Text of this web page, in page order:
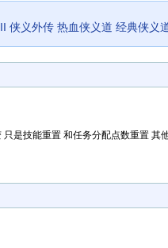
侠义外传 热血侠义道 经典侠义
是技能重置 和任务分配点数重置 其